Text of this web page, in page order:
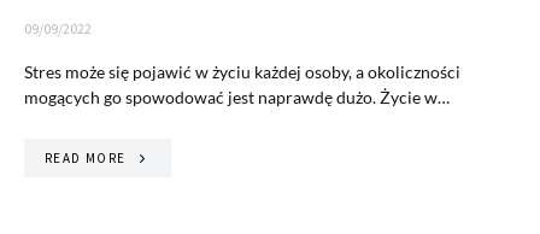
09/09/2022
Stres może się pojawić w życiu każdej osoby, a okoliczności
mogących go spowodować jest naprawdę dużo. Życie w…
READ MORE